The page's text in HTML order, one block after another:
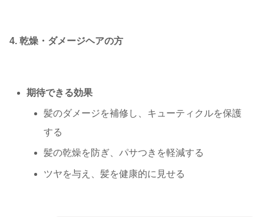
4. 乾燥・ダメージヘアの方
期待できる効果
髪のダメージを補修し、キューティクルを保護
する
髪の乾燥を防ぎ、パサつきを軽減する
ツヤを与え、髪を健康的に見せる